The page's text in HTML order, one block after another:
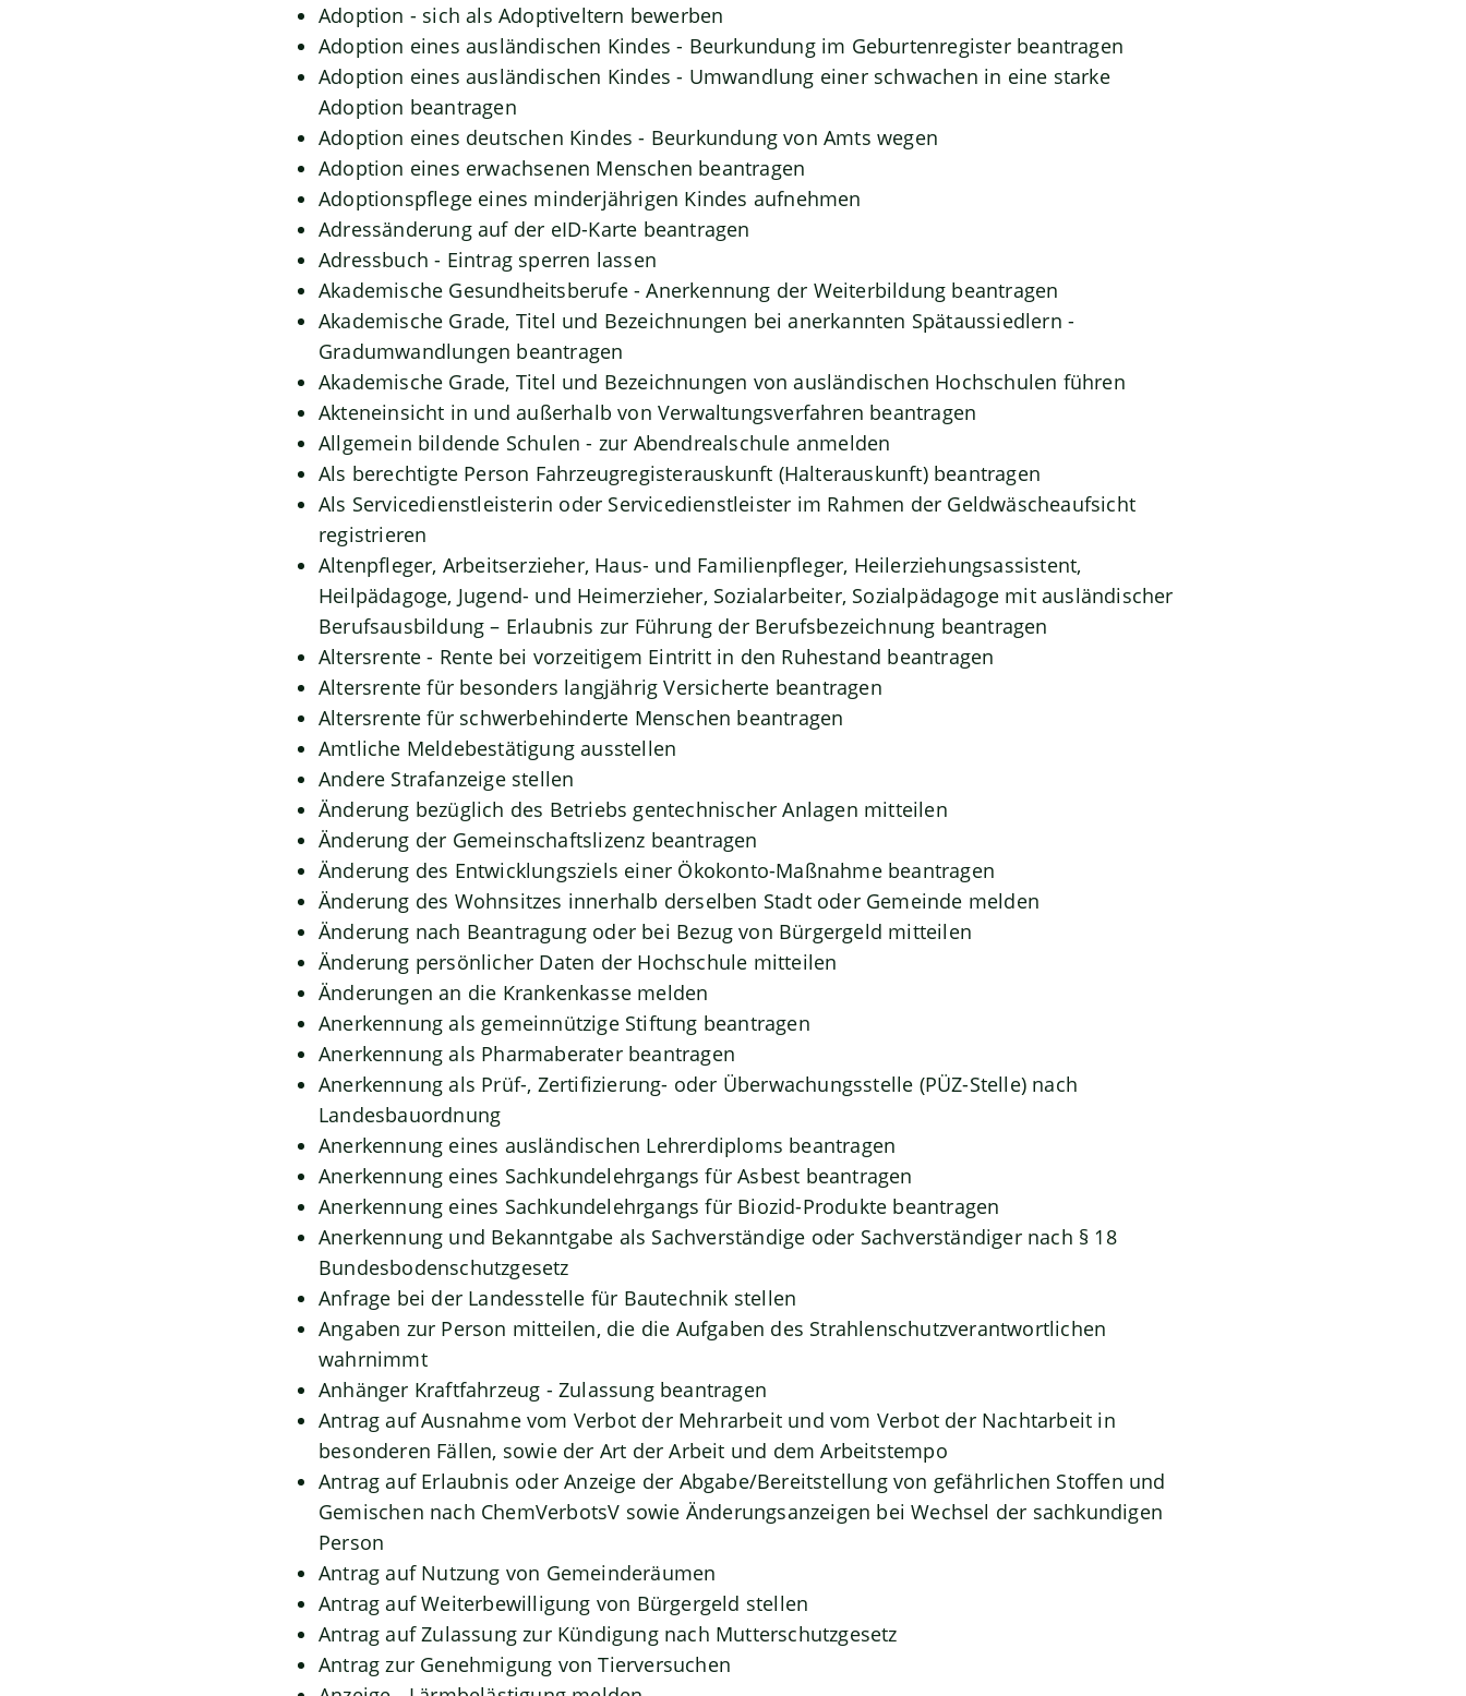
Adoption - sich als Adoptiveltern bewerben
Adoption eines ausländischen Kindes - Beurkundung im Geburtenregister beantragen
Adoption eines ausländischen Kindes - Umwandlung einer schwachen in eine starke
Adoption beantragen
Adoption eines deutschen Kindes - Beurkundung von Amts wegen
Adoption eines erwachsenen Menschen beantragen
Adoptionspflege eines minderjährigen Kindes aufnehmen
Adressänderung auf der eID-Karte beantragen
Adressbuch - Eintrag sperren lassen
Akademische Gesundheitsberufe - Anerkennung der Weiterbildung beantragen
Akademische Grade, Titel und Bezeichnungen bei anerkannten Spätaussiedlern -
Gradumwandlungen beantragen
Akademische Grade, Titel und Bezeichnungen von ausländischen Hochschulen führen
Akteneinsicht in und außerhalb von Verwaltungsverfahren beantragen
Allgemein bildende Schulen - zur Abendrealschule anmelden
Als berechtigte Person Fahrzeugregisterauskunft (Halterauskunft) beantragen
Als Servicedienstleisterin oder Servicedienstleister im Rahmen der Geldwäscheaufsicht
registrieren
Altenpfleger, Arbeitserzieher, Haus- und Familienpfleger, Heilerziehungsassistent,
Heilpädagoge, Jugend- und Heimerzieher, Sozialarbeiter, Sozialpädagoge mit ausländischer
Berufsausbildung – Erlaubnis zur Führung der Berufsbezeichnung beantragen
Altersrente - Rente bei vorzeitigem Eintritt in den Ruhestand beantragen
Altersrente für besonders langjährig Versicherte beantragen
Altersrente für schwerbehinderte Menschen beantragen
Amtliche Meldebestätigung ausstellen
Andere Strafanzeige stellen
Änderung bezüglich des Betriebs gentechnischer Anlagen mitteilen
Änderung der Gemeinschaftslizenz beantragen
Änderung des Entwicklungsziels einer Ökokonto-Maßnahme beantragen
Änderung des Wohnsitzes innerhalb derselben Stadt oder Gemeinde melden
Änderung nach Beantragung oder bei Bezug von Bürgergeld mitteilen
Änderung persönlicher Daten der Hochschule mitteilen
Änderungen an die Krankenkasse melden
Anerkennung als gemeinnützige Stiftung beantragen
Anerkennung als Pharmaberater beantragen
Anerkennung als Prüf-, Zertifizierung- oder Überwachungsstelle (PÜZ-Stelle) nach
Landesbauordnung
Anerkennung eines ausländischen Lehrerdiploms beantragen
Anerkennung eines Sachkundelehrgangs für Asbest beantragen
Anerkennung eines Sachkundelehrgangs für Biozid-Produkte beantragen
Anerkennung und Bekanntgabe als Sachverständige oder Sachverständiger nach § 18
Bundesbodenschutzgesetz
Anfrage bei der Landesstelle für Bautechnik stellen
Angaben zur Person mitteilen, die die Aufgaben des Strahlenschutzverantwortlichen
wahrnimmt
Anhänger Kraftfahrzeug - Zulassung beantragen
Antrag auf Ausnahme vom Verbot der Mehrarbeit und vom Verbot der Nachtarbeit in
besonderen Fällen, sowie der Art der Arbeit und dem Arbeitstempo
Antrag auf Erlaubnis oder Anzeige der Abgabe/Bereitstellung von gefährlichen Stoffen und
Gemischen nach ChemVerbotsV sowie Änderungsanzeigen bei Wechsel der sachkundigen
Person
Antrag auf Nutzung von Gemeinderäumen
Antrag auf Weiterbewilligung von Bürgergeld stellen
Antrag auf Zulassung zur Kündigung nach Mutterschutzgesetz
Antrag zur Genehmigung von Tierversuchen